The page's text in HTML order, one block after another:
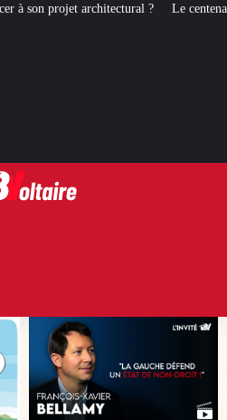
Le centenaire de la Croix de Camargue :